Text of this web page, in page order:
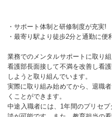
・サポート体制と研修制度が充実!
・最寄り駅より徒歩2分と通勤に便
業務でのメンタルサポートに取り
看護部長面接して不満を改善し看
しようと取り組んでいます。
実際に取り組み始めてから、退職
くことができます。
中途入職者には、1年間のプリセ